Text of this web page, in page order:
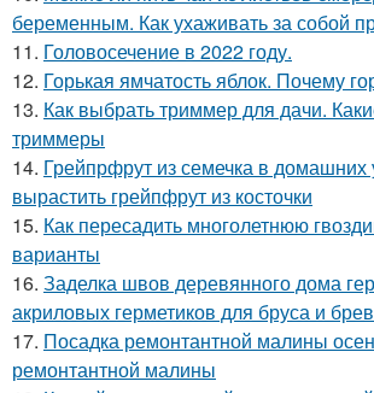
беременным. Как ухаживать за собой
11. Головосечение в 2022 году.
12. Горькая ямчатость яблок. Почему
13. Как выбрать триммер для дачи.
триммеры
14. Грейпрфрут из семечка в домашних
вырастить грейпфрут из косточки
15. Как пересадить многолетнюю
варианты
16. Заделка швов деревянного дома
акриловых герметиков для бруса и
17. Посадка ремонтантной малины
ремонтантной малины